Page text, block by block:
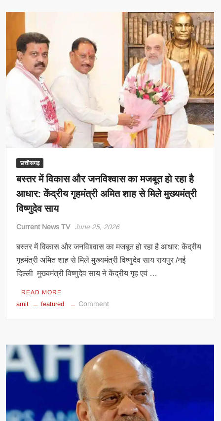
मौजूदगी
ऐतिहासिक
समझौता,
महाराष्ट्र-
गुजरात-
राजस्थान-
एमपी
के
बीच
सरोवर
का
छत्तीसगढ़
बस्तर में विकास और जनविश्वास का मजबूत हो रहा है
आधार: केंद्रीय गृहमंत्री अमित शाह से मिले मुख्यमंत्री
विष्णुदेव साय
Current News TV June 25, 2026
बस्तर में विकास और जनविश्वास का मजबूत हो रहा है आधार: केंद्रीय
गृहमंत्री अमित शाह से मिले मुख्यमंत्री विष्णुदेव साय रायपुर /नई
दिल्ली मुख्यमंत्री विष्णुदेव साय ने केंद्रीय गृह एवं …
READ MORE
amit featured Commenton
और
जनविश्वास
हो
रहा
है